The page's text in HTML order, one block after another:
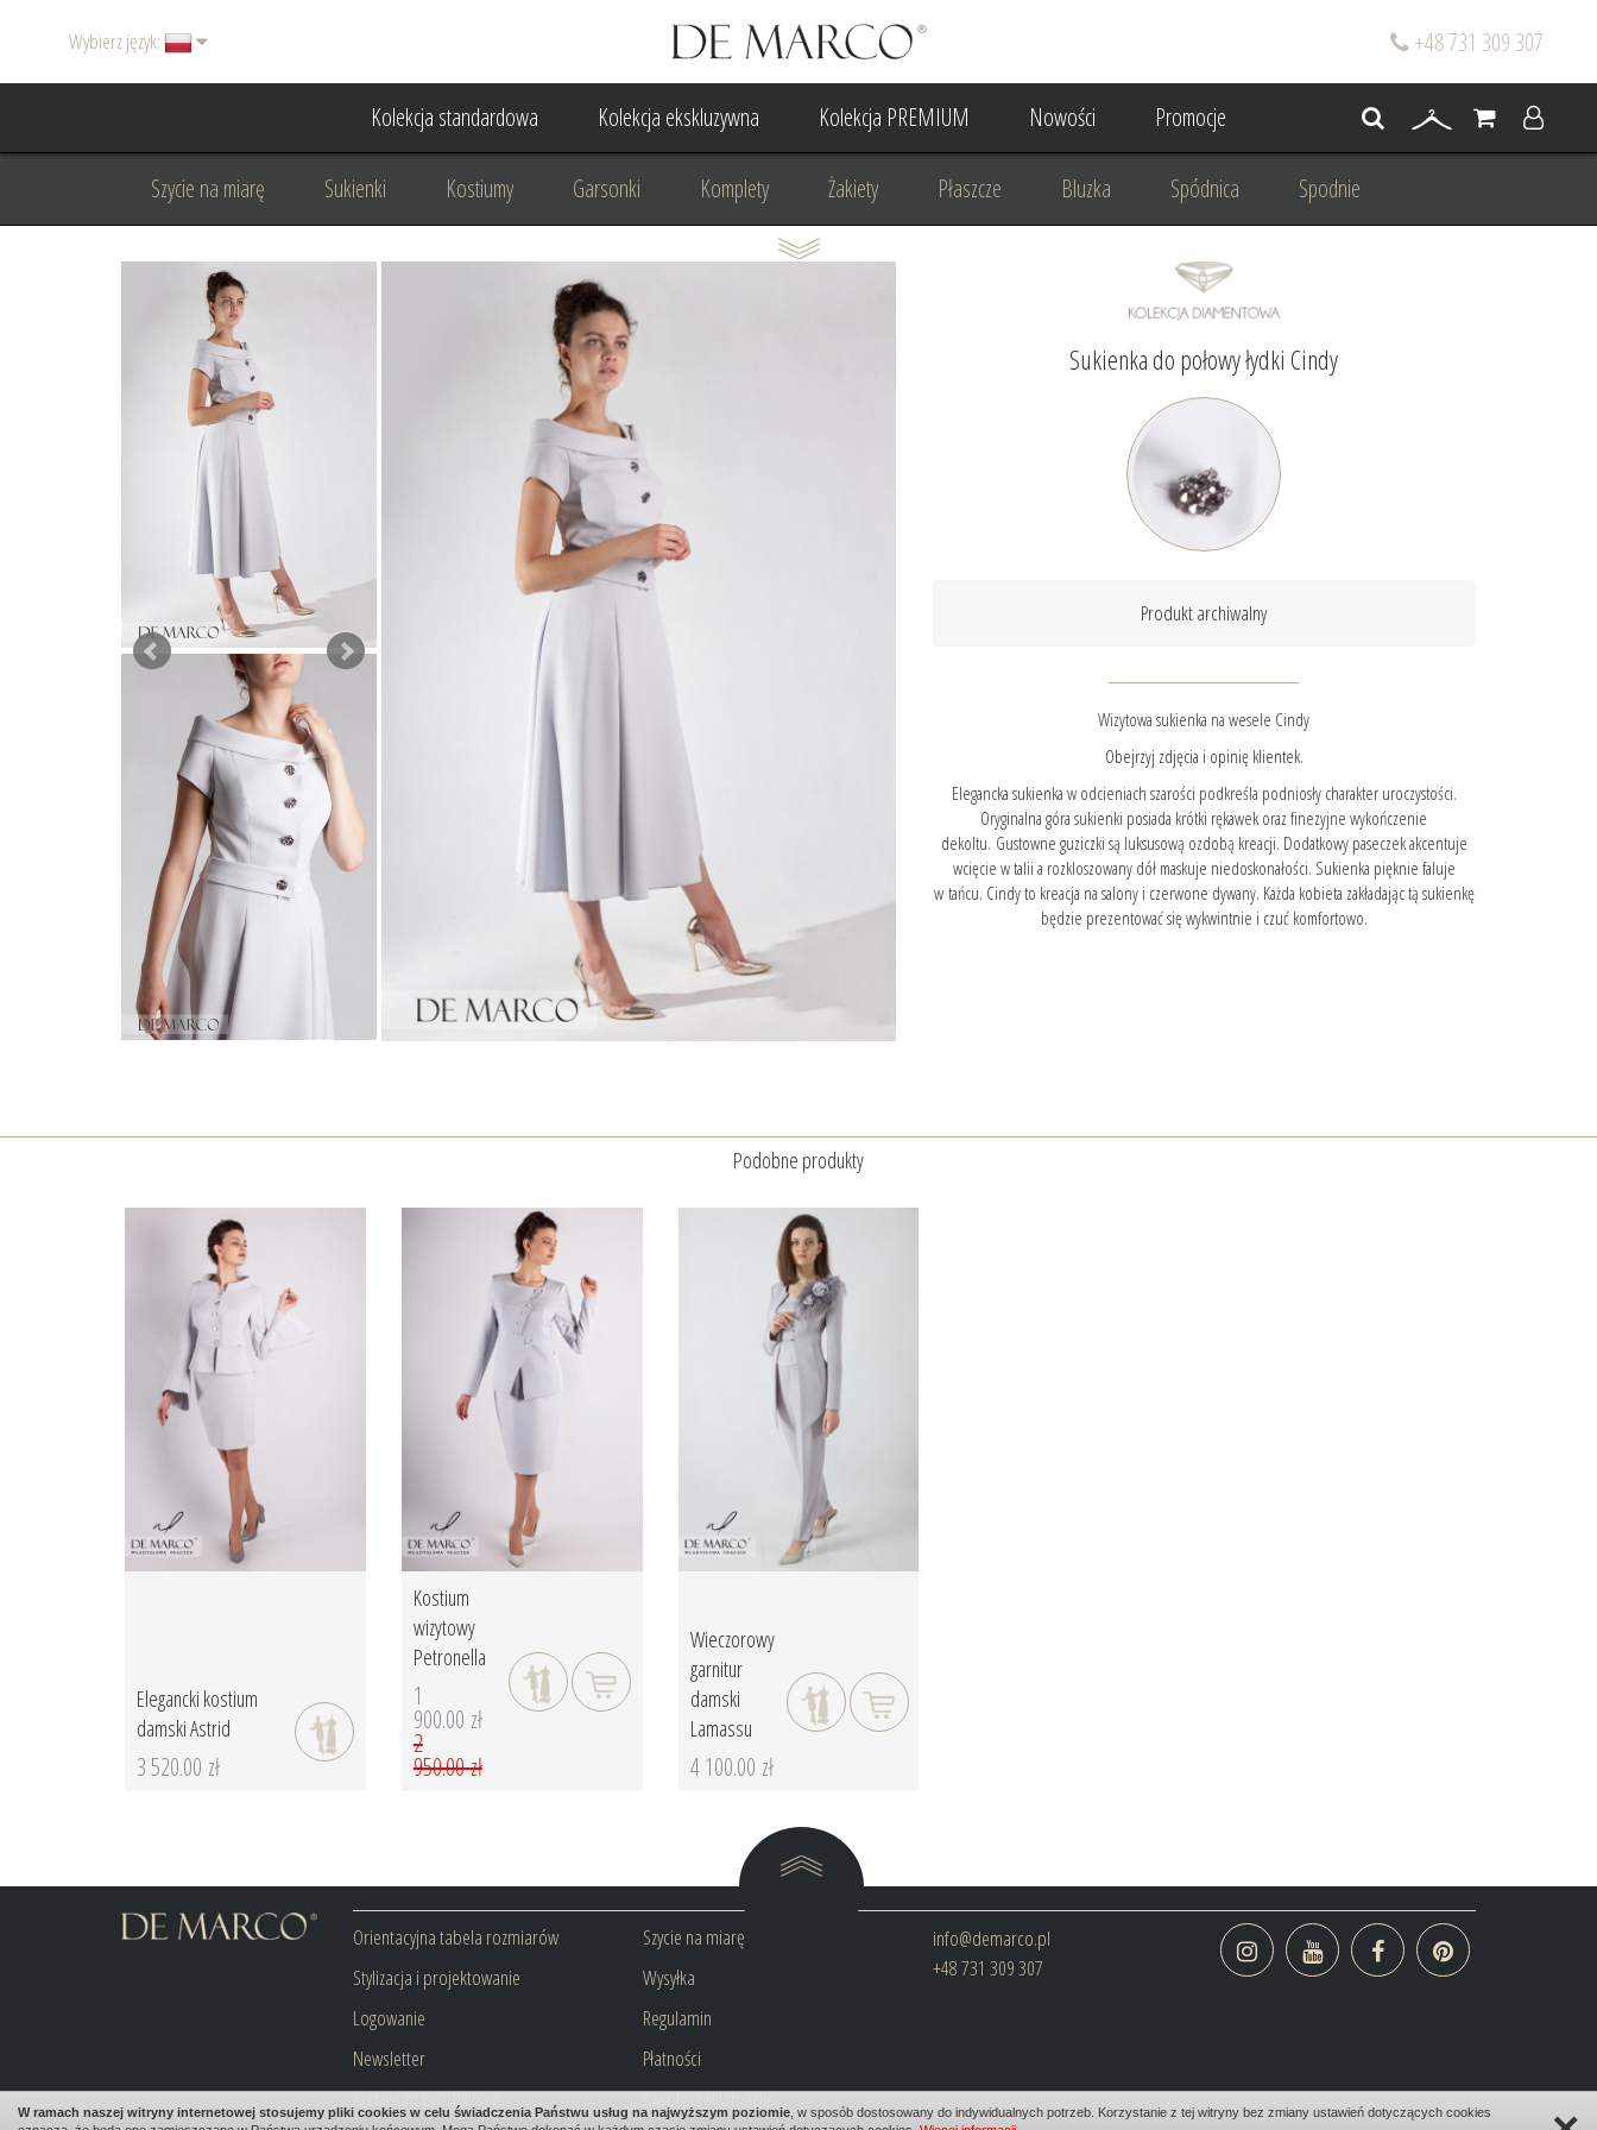
+48 731 309 307
Wybierz język:
Kolekcja standardowa Kolekcja ekskluzywna Kolekcja PREMIUM Nowości Promocje
Szycie na miarę Sukienki Kostiumy Garsonki Komplety Żakiety Płaszcze Bluzka Spódnica Spodnie
Basic Dodatki Garnitury damskie Suknia Wieczorowa Suknia Ślubna Dla mamy wesela
Odzież wizytowa Odzież biznesowa
Sukienka do połowy łydki Cindy
Produkt archiwalny
Wizytowa sukienka na wesele Cindy
Obejrzyj zdjęcia i opinię klientek.
Elegancka sukienka w odcieniach szarości podkreśla podniosły charakter uroczystości.
Oryginalna góra sukienki posiada krótki rękawek oraz finezyjne wykończenie
dekoltu. Gustowne guziczki są luksusową ozdobą kreacji. Dodatkowy paseczek akcentuje
wcięcie w talii a rozkloszowany dół maskuje niedoskonałości. Sukienka pięknie faluje
w tańcu. Cindy to kreacja na salony i czerwone dywany. Każda kobieta zakładając tą sukienkę
będzie prezentować się wykwintnie i czuć komfortowo.
Podobne produkty
Elegancki kostium
damski Astrid
3 520.00 zł
Kostium
wizytowy
Petronella
1
900.00 zł
2
950.00 zł
Wieczorowy
garnitur
damski
Lamassu
4 100.00 zł
Orientacyjna tabela rozmiarów
Stylizacja i projektowanie
Logowanie
Newsletter
Archiwum produktów
Szycie na miarę
Wysyłka
Regulamin
Płatności
Zwroty i reklamacje
info@demarco.pl
+48 731 309 307
W ramach naszej witryny internetowej stosujemy pliki cookies w celu świadczenia Państwu usług na najwyższym poziomie , w sposób dostosowany do indywidualnych potrzeb. Korzystanie z tej witryny bez zmiany ustawień dotyczących cookies